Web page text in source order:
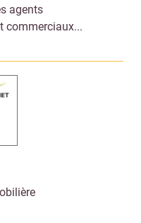
agents
commerciaux...